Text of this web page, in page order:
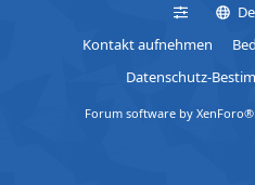
Kontakt aufnehmen
Datenschutz-
Forum software by XenForo®